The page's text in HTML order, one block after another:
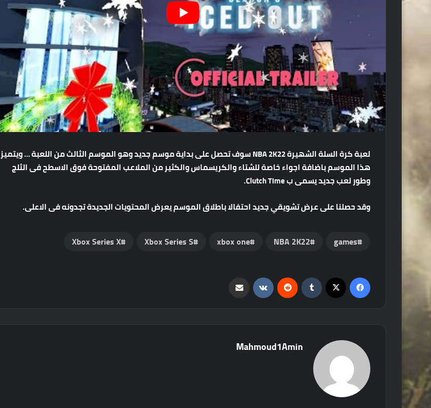
لعبة كرة السلة الشهيرة NBA 2K22 سوف تحصل على بداية موسم جديد وهو الموسم الثالث من اللعبة … ويتميز
هذا الموسم باضافة اجواء خاصة للشتاء والكريسماس والكثير من الملاعب المفتوحة فوق الاسطح فى الثلج
وطور لعب جديد يسمى ب Clutch Time.
وقد حصلنا على عرض تشويقي جديد احتفالا باطلاق الموسم يعرض المحتويات الجديدة تجدونه فى الاعلى.
games
NBA 2K22
xbox one
Xbox Series S
Xbox Series X
Mahmoud1Amin